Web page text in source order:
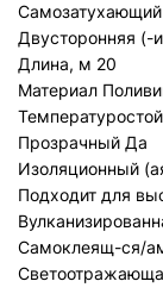
Двусторонняя (-
Длина, м 20
Материал
Прозрачный Да
Изоляционный
Подходит для
Самоклеящ-ся/